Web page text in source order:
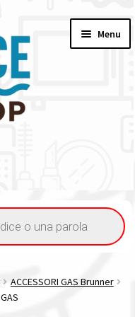
Menu
ACCESSORI GAS Brunner